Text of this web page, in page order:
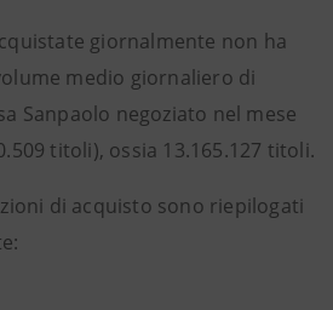
giornalmente non ha
medio giornaliero di
Sanpaolo negoziato nel mese
titoli), ossia 13.165.127 titoli.
di acquisto sono riepilogati